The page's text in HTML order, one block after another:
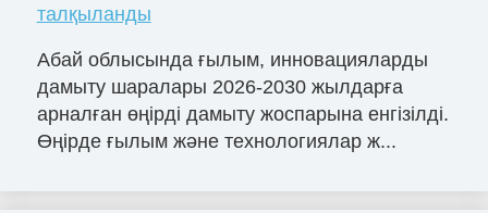
талқыланды
Абай облысында ғылым, инновацияларды
дамыту шаралары 2026-2030 жылдарға
арналған өңірді дамыту жоспарына енгізілді.
Өңірде ғылым және технологиялар ж...